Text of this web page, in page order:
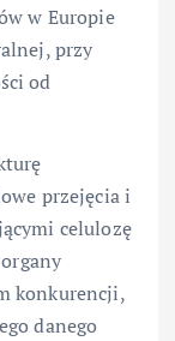
w Europie
przy
od
przejęcia i
celulozę
konkurencji,
danego